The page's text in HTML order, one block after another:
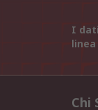
I
Chi